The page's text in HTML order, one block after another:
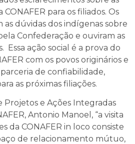
para os filiados. Os
as dúvidas dos indígenas sobre
Confederação e ouviram as
Essa ação social é a prova do
com os povos originários e
de confiabilidade,
as próximas filiações.
e Ações Integradas
Antonio Manoel, “a visita
da CONAFER in loco consiste
de relacionamento mútuo,